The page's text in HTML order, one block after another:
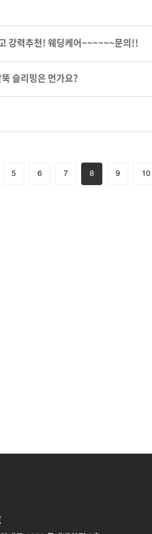
강력추천! 웨딩케어~~~~~~문의!!
슬리밍은 먼가요?
5 6 7 8 9 10